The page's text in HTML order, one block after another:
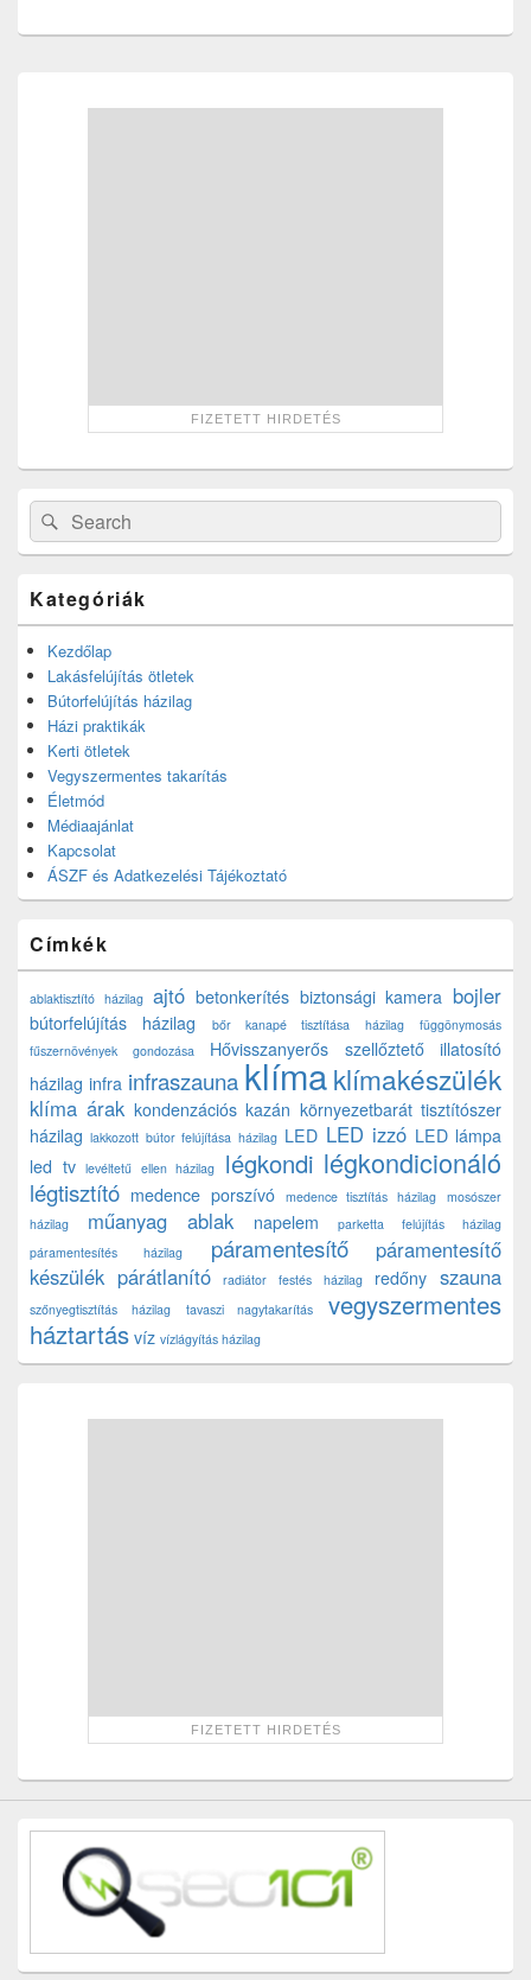
Search
for:
Search
Kategóriák
Kezdőlap
Lakásfelújítás ötletek
Bútorfelújítás házilag
Házi praktikák
Kerti ötletek
Vegyszermentes takarítás
Életmód
Médiaajánlat
Kapcsolat
ÁSZF és Adatkezelési Tájékoztató
Címkék
ablaktisztító házilag ajtó betonkerítés biztonsági kamera bojler
bútorfelújítás házilag bőr kanapé tisztítása házilag
függönymosás
fűszernövények gondozása
Hővisszanyerős szellőztető
illatosító
házilag infra infraszauna klímaklímakészülék
klíma árak kondenzációs kazán környezetbarát tisztítószer
házilag lakkozott bútor felújítása házilag LED LED izzó LED lámpa
led tv levéltetű ellen házilag légkondi légkondicionáló
légtisztító medence porszívó medence tisztítás házilag
mosószer
házilag
műanyag ablak napelem
parketta felújítás házilag
páramentesítés házilag
páramentesítő
páramentesítő
készülék párátlanító radiátor festés házilag redőny szauna
szőnyegtisztítás házilag tavaszi nagytakarítás
vegyszermentes
háztartás víz vízlágyítás házilag